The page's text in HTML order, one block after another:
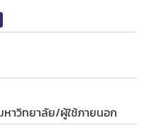
หาวิทยาลัย/ผู้ใช้ภายนอก